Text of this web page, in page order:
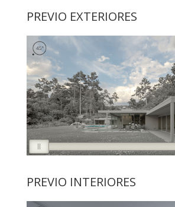
PREVIO EXTERIORES
PREVIO INTERIORES